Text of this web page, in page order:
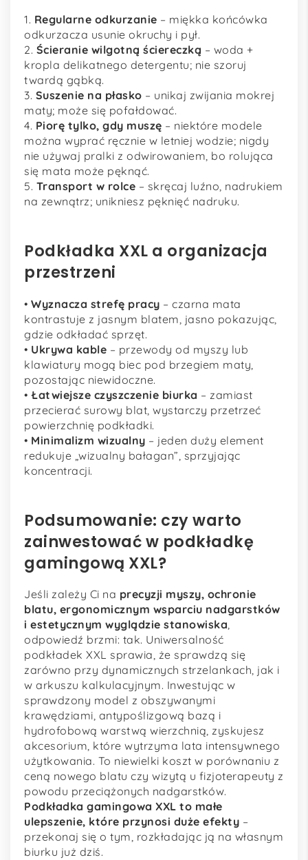
1. Regularne odkurzanie – miękka końcówka
odkurzacza usunie okruchy i pył.
2. Ścieranie wilgotną ściereczką – woda +
kropla delikatnego detergentu; nie szoruj
twardą gąbką.
3. Suszenie na płasko – unikaj zwijania mokrej
maty; może się pofałdować.
4. Piorę tylko, gdy muszę – niektóre modele
można wyprać ręcznie w letniej wodzie; nigdy
nie używaj pralki z odwirowaniem, bo rolująca
się mata może pęknąć.
5. Transport w rolce – skręcaj luźno, nadrukiem
na zewnątrz; unikniesz pęknięć nadruku.
Podkładka XXL a organizacja
przestrzeni
• Wyznacza strefę pracy – czarna mata
kontrastuje z jasnym blatem, jasno pokazując,
gdzie odkładać sprzęt.
• Ukrywa kable – przewody od myszy lub
klawiatury mogą biec pod brzegiem maty,
pozostając niewidoczne.
• Łatwiejsze czyszczenie biurka – zamiast
przecierać surowy blat, wystarczy przetrzeć
powierzchnię podkładki.
• Minimalizm wizualny – jeden duży element
redukuje „wizualny bałagan”, sprzyjając
koncentracji.
Podsumowanie: czy warto
zainwestować w podkładkę
gamingową XXL?
Jeśli zależy Ci na precyzji myszy, ochronie
blatu, ergonomicznym wsparciu nadgarstków
i estetycznym wyglądzie stanowiska,
odpowiedź brzmi: tak. Uniwersalność
podkładek XXL sprawia, że sprawdzą się
zarówno przy dynamicznych strzelankach, jak i
w arkuszu kalkulacyjnym. Inwestując w
sprawdzony model z obszywanymi
krawędziami, antypoślizgową bazą i
hydrofobową warstwą wierzchnią, zyskujesz
akcesorium, które wytrzyma lata intensywnego
użytkowania. To niewielki koszt w porównaniu z
ceną nowego blatu czy wizytą u fizjoterapeuty z
powodu przeciążonych nadgarstków.
Podkładka gamingowa XXL to małe
ulepszenie, które przynosi duże efekty –
przekonaj się o tym, rozkładając ją na własnym
biurku już dziś.